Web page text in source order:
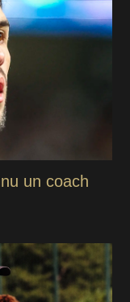
un coach